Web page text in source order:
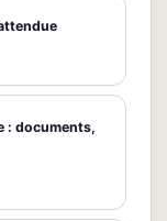
: documents,